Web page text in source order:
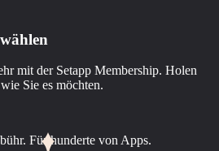
mit der Setapp Membership. Holen
Sie es möchten.
Für hunderte von Apps.